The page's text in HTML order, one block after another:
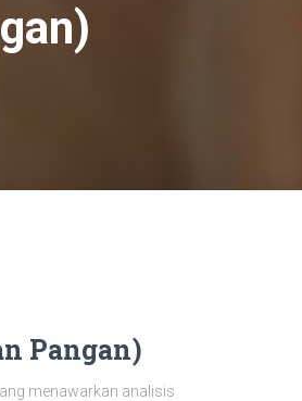
Pangan)
menawarkan analisis